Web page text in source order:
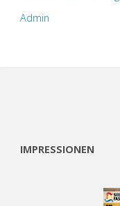
Admin
IMPRESSIONEN